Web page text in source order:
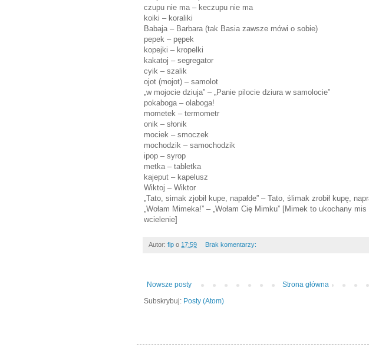
czupu nie ma – keczupu nie ma
koiki – koraliki
Babaja – Barbara (tak Basia zawsze mówi o sobie)
pepek – pępek
kopejki – kropelki
kakatoj – segregator
cyik – szalik
ojot (mojot) – samolot
„w mojocie dziuja” – „Panie pilocie dziura w samolocie”
pokaboga – olaboga!
mometek – termometr
onik – słonik
mociek – smoczek
mochodzik – samochodzik
ipop – syrop
metka – tabletka
kajeput – kapelusz
Wiktoj – Wiktor
„Tato, simak zjobił kupe, napałde” – Tato, ślimak zrobił kupę,
„Wołam Mimeka!” – „Wołam Cię Mimku” [Mimek to ukochany
wcielenie]
Autor: flp o 17:59 Brak komentarzy:
Nowsze posty
Strona główna
Subskrybuj: Posty (Atom)